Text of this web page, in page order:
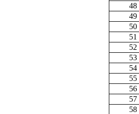
48
49
50
51
52
53
54
55
56
57
58